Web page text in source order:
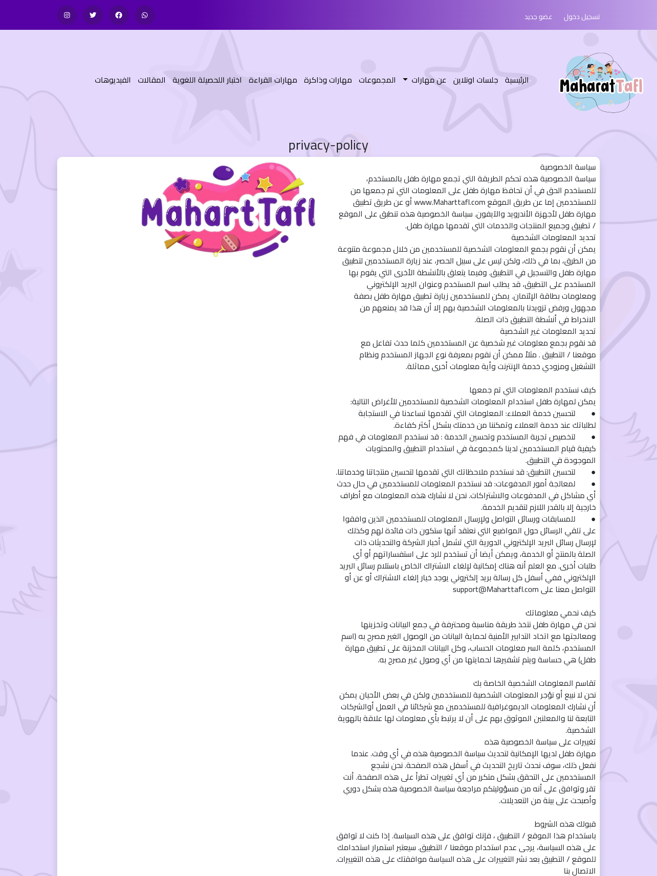
تسجيل دخول عضو جديد
الرئيسية
(current) جلسات اونلاين عن مهارات المجموعات مهارات وذاكرة مهارات القراءة اختبار اللحصيلة اللغوية المقالات الفيديوهات
privacy-policy
سياسة الخصوصية
سياسة الخصوصية هذه تحكم الطريقة التي تجمع مهارة طفل بالمستخدم،
للمستخدم الحق في أن تحافظ مهارة طفل على المعلومات التي تم جمعها من
للمستخدمين إما عن طريق الموقع www.Maharttafl.com أو عن طريق تطبيق
مهارة طفل لأجهزة الأندرويد والآيفون. سياسة الخصوصية هذه تنطبق على الموقع
/ تطبيق وجميع المنتجات والخدمات التي تقدمها مهارة طفل.
تحديد المعلومات الشخصية
يمكن أن نقوم بجمع المعلومات الشخصية للمستخدمين من خلال مجموعة متنوعة
من الطرق، بما في ذلك، ولكن ليس على سبيل الحصر، عند زيارة المستخدمين لتطبيق
مهارة طفل والتسجيل في التطبيق. وفيما يتعلق بالأنشطة الأخرى التي يقوم بها
المستخدم على التطبيق، قد يطلب اسم المستخدم وعنوان البريد الإلكتروني
ومعلومات بطاقة الإئتمان. يمكن للمستخدمين زيارة تطبيق مهارة طفل بصفة
مجهول ورفض تزويدنا بالمعلومات الشخصية بهم إلا أن هذا قد يمنعهم من
الانخراط في أنشطة التطبيق ذات الصلة.
تحديد المعلومات غير الشخصية
قد نقوم بجمع معلومات غير شخصية عن المستخدمين كلما حدث تفاعل مع
موقعنا / التطبيق . مثلاً ممكن أن نقوم بمعرفة نوع الجهاز المستخدم ونظام
التشغيل ومزودي خدمة الإنترنت وأية معلومات أخرى مماثلة.
كيف نستخدم المعلومات التي تم جمعها
يمكن لمهارة طفل استخدام المعلومات الشخصية للمستخدمين للأغراض التالية:
● لتحسين خدمة العملاء: المعلومات التي تقدمها تساعدنا في الاستجابة
لطلباتك عند خدمة العملاء وتمكننا من خدمتك بشكل أكثر كفاءة.
● لتخصيص تجربة المستخدم وتحسين الخدمة : قد نستخدم المعلومات في فهم
كيفية قيام المستخدمين لدينا كمجموعة في استخدام التطبيق والمحتويات
الموجودة في التطبيق.
● لتحسين التطبيق: قد نستخدم ملاحظاتك التي تقدمها لتحسين منتجاتنا وخدماتنا.
● لمعالجة أمور المدفوعات: قد نستخدم المعلومات للمستخدمين في حال حدث
أي مشاكل في المدفوعات والاشتراكات. نحن لا نشارك هذه المعلومات مع أطراف
خارجية إلا بالقدر اللازم لتقديم الخدمة.
● للمسابقات ورسائل التواصل ولإرسال المعلومات للمستخدمين الذين وافقوا
على تلقي الرسائل حول المواضيع التي نعتقد أنها ستكون ذات فائدة لهم وكذلك
لإرسال رسائل البريد الإلكتروني الدورية التي تشمل أخبار الشركة والتحديثات ذات
الصلة بالمنتج أو الخدمة، ويمكن أيضا أن تستخدم للرد على استفساراتهم أو أي
طلبات أخرى. مع العلم أنه هناك إمكانية لإلغاء الاشتراك الخاص باستلام رسائل البريد
الإلكتروني ففي أسفل كل رسالة بريد إلكتروني يوجد خيار إلغاء الاشتراك أو عن أو
التواصل معنا على support@Maharttafl.com
كيف نحمي معلوماتك
نحن في مهارة طفل نتخذ طريقة مناسبة ومحترفة في جمع البيانات وتخزينها
ومعالجتها مع اتخاد التدابير الأمنية لحماية البيانات من الوصول الغير مصرح به (اسم
المستخدم، كلمة السر معلومات الحساب، وكل البيانات المخزنة على تطبيق مهارة
طفل) هي حساسة ويتم تشفيرها لحمايتها من أي وصول غير مصرح به.
تقاسم المعلومات الشخصية الخاصة بك
نحن لا نبيع أو نؤجر المعلومات الشخصية للمستخدمين ولكن في بعض الأحيان يمكن
أن نشارك المعلومات الديموغرافية للمستخدمين مع شركائنا في العمل أوالشركات
التابعة لنا والمعلنين الموثوق بهم على أن لا يرتبط بأي معلومات لها علاقة بالهوية
الشخصية.
تغييرات على سياسة الخصوصية هذه
مهارة طفل لديها الإمكانية لتحديث سياسة الخصوصية هذه في أي وقت. عندما
نفعل ذلك، سوف نحدث تاريخ التحديث في أسفل هذه الصفحة. نحن نشجع
المستخدمين على التحقق بشكل متكرر من أي تغييرات تطرأ على هذه الصفحة. أنت
تقر وتوافق على أنه من مسؤوليتكم مراجعة سياسة الخصوصية هذه بشكل دوري
وأصبحت على بينة من التعديلات.
قبولك هذه الشروط
باستخدام هذا الموقع / التطبيق ، فإنك توافق على هذه السياسة. إذا كنت لا توافق
على هذه السياسة، يرجى عدم استخدام موقعنا / التطبيق. سيعتبر استمرار استخدامك
للموقع / التطبيق بعد نشر التغييرات على هذه السياسة موافقتك على هذه التغييرات.
الاتصال بنا